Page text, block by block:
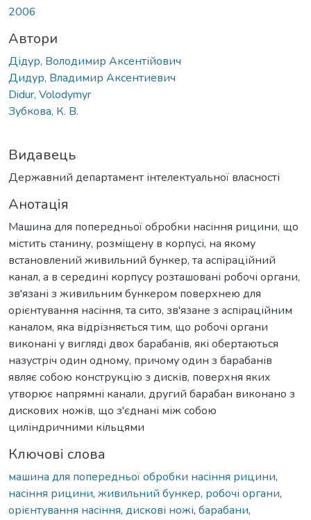
2006
Автори
Дідур, Володимир Аксентійович
Дидур, Владимир Аксентиевич
Didur, Volodymyr
Зубкова, К. В.
Видавець
Державний департамент інтелектуальної власності
Анотація
Машина для попередньої обробки насіння рицини, що
містить станину, розміщену в корпусі, на якому
встановлений живильний бункер, та аспіраційний
канал, а в середині корпусу розташовані робочі органи,
зв'язані з живильним бункером поверхнею для
орієнтування насіння, та сито, зв'язане з аспіраційним
каналом, яка відрізняється тим, що робочі органи
виконані у вигляді двох барабанів, які обертаються
назустріч один одному, причому один з барабанів
являє собою конструкцію з дисків, поверхня яких
утворює напрямні канали, другий барабан виконано з
дискових ножів, що з'єднані між собою
циліндричними кільцями
Ключові слова
машина для попередньої обробки насіння рицини,
насіння рицини, живильний бункер, робочі органи,
орієнтування насіння, дискові ножі, барабани,